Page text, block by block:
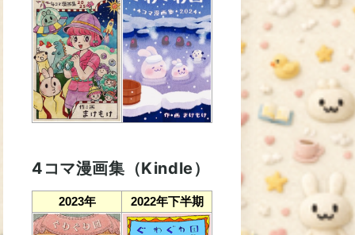
4コマ漫画集（Kindle）
2023年 2022年下半期